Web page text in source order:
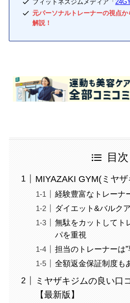
フィットネスジムメディア「
元パーソナルトレーナーの視点
解説！
目次
MIYAZAKI GYM(ミヤ
経験豊富なトレーナ
ダイエット&バルク
無駄をカットしてト
パを重視
担当のトレーナーは
全額返金保証制度も
ミヤザキジムの良い口
【最新版】